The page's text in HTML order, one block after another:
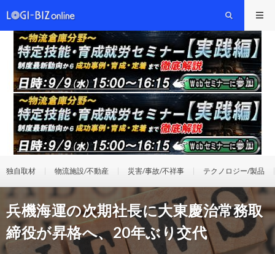
独自取材 物流施設/不動産 災害/事故/不祥事 テクノロジー/製品
兵機海運の次期社長に大東慶治常務取
締役が昇格へ、20年ぶり交代